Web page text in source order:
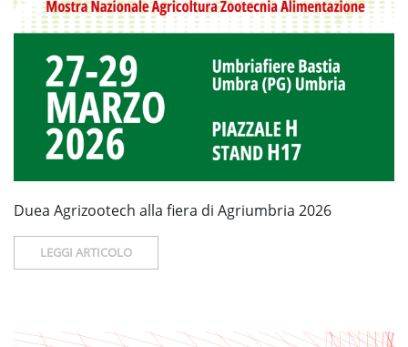
Duea Agrizootech alla fiera di Agriumbria 2026
LEGGI ARTICOLO